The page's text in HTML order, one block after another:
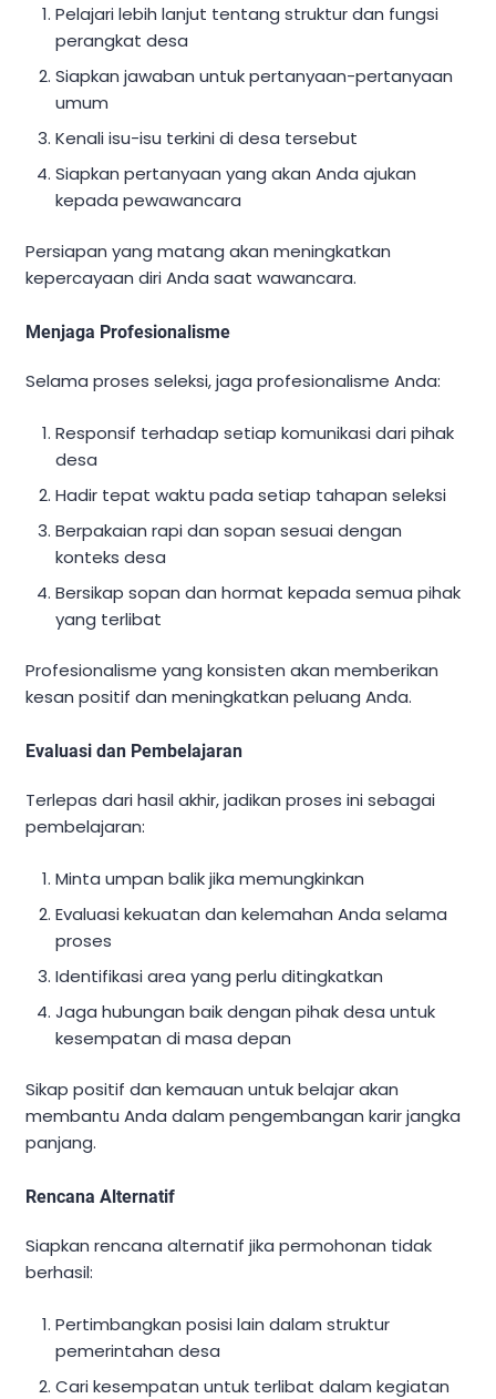
Pelajari lebih lanjut tentang struktur dan fungsi
perangkat desa
Siapkan jawaban untuk pertanyaan-pertanyaan
umum
Kenali isu-isu terkini di desa tersebut
Siapkan pertanyaan yang akan Anda ajukan
kepada pewawancara
Persiapan yang matang akan meningkatkan
kepercayaan diri Anda saat wawancara.
Menjaga Profesionalisme
Selama proses seleksi, jaga profesionalisme Anda:
Responsif terhadap setiap komunikasi dari pihak
desa
Hadir tepat waktu pada setiap tahapan seleksi
Berpakaian rapi dan sopan sesuai dengan
konteks desa
Bersikap sopan dan hormat kepada semua pihak
yang terlibat
Profesionalisme yang konsisten akan memberikan
kesan positif dan meningkatkan peluang Anda.
Evaluasi dan Pembelajaran
Terlepas dari hasil akhir, jadikan proses ini sebagai
pembelajaran:
Minta umpan balik jika memungkinkan
Evaluasi kekuatan dan kelemahan Anda selama
proses
Identifikasi area yang perlu ditingkatkan
Jaga hubungan baik dengan pihak desa untuk
kesempatan di masa depan
Sikap positif dan kemauan untuk belajar akan
membantu Anda dalam pengembangan karir jangka
panjang.
Rencana Alternatif
Siapkan rencana alternatif jika permohonan tidak
berhasil:
Pertimbangkan posisi lain dalam struktur
pemerintahan desa
Cari kesempatan untuk terlibat dalam kegiatan